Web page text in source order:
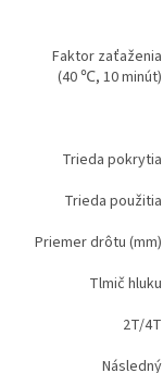
Faktor zaťaženia
(40 ℃, 10 minút)
Trieda pokrytia
Trieda použitia
Priemer drôtu (mm)
Tlmič hluku
2T/4T
Následný